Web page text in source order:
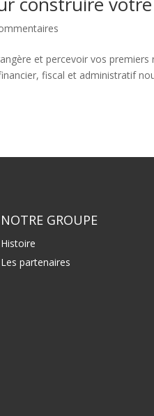
et percevoir vos premiers
fiscal et administratif
NOTRE GROUPE
Histoire
Les partenaires